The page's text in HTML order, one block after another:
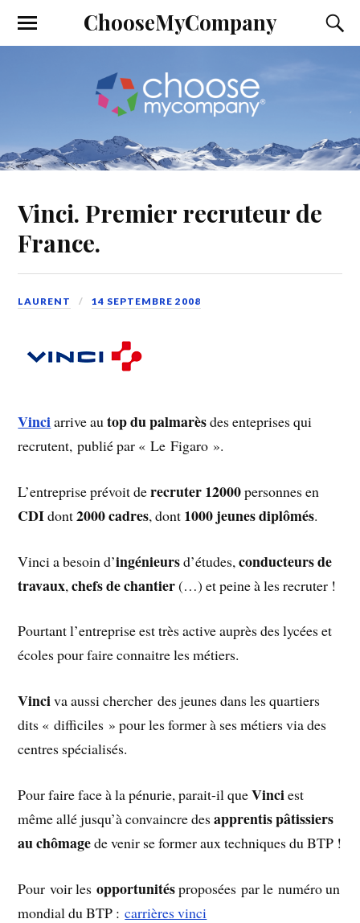
ChooseMyCompany
Vinci. Premier recruteur de
France.
LAURENT 14 SEPTEMBRE 2008
Vinciarrive autop du palmarèsdes enteprises qui
recrutent, publié par « Le Figaro ».
L’entreprise prévoit derecruter 12000personnes en
CDIdont2000 cadres, dont 1000 jeunes diplômés.
Vinci a besoin d’ingénieursd’études,conducteurs de
travaux,chefs de chantier(…) et peine à les recruter !
Pourtant l’entreprise est très active auprès des lycées et
écoles pour faire connaitre les métiers.
Vinciva aussi chercher des jeunes dans les quartiers
dits « difficiles » pour les former à ses métiers via des
centres spécialisés.
Pour faire face à la pénurie, parait-il queVinciest
même allé jusqu’à convaincre desapprentis pâtissiers
au chômagede venir se former aux techniques du BTP !
Pour voir lesopportunitésproposées par le numéro un
mondial du BTP :carrières vinci